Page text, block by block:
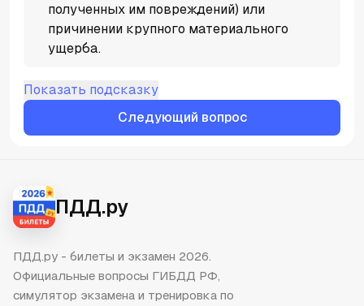
полученных им повреждений) или
причинении крупного материального
ущерба.
Показать подсказку
Следующий вопрос
ПДД.ру
ПДД.ру - билеты и экзамен 2026.
Официальные вопросы ГИБДД РФ,
симулятор экзамена и тренировка по